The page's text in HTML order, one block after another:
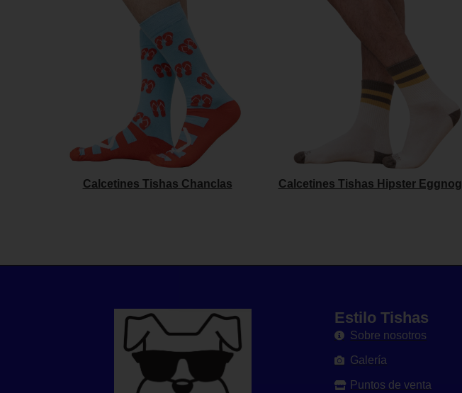
Calcetines Tishas Chanclas Calcetines Tishas Hipster Eggnog
Estilo Tishas
Sobre nosotros
Galería
Puntos de venta